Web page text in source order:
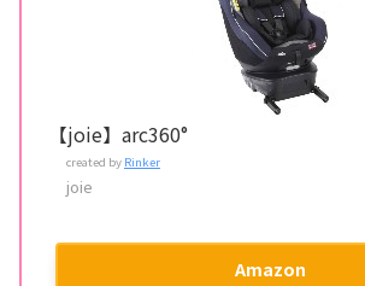
【joie】arc360°
created by Rinker
joie
Amazon